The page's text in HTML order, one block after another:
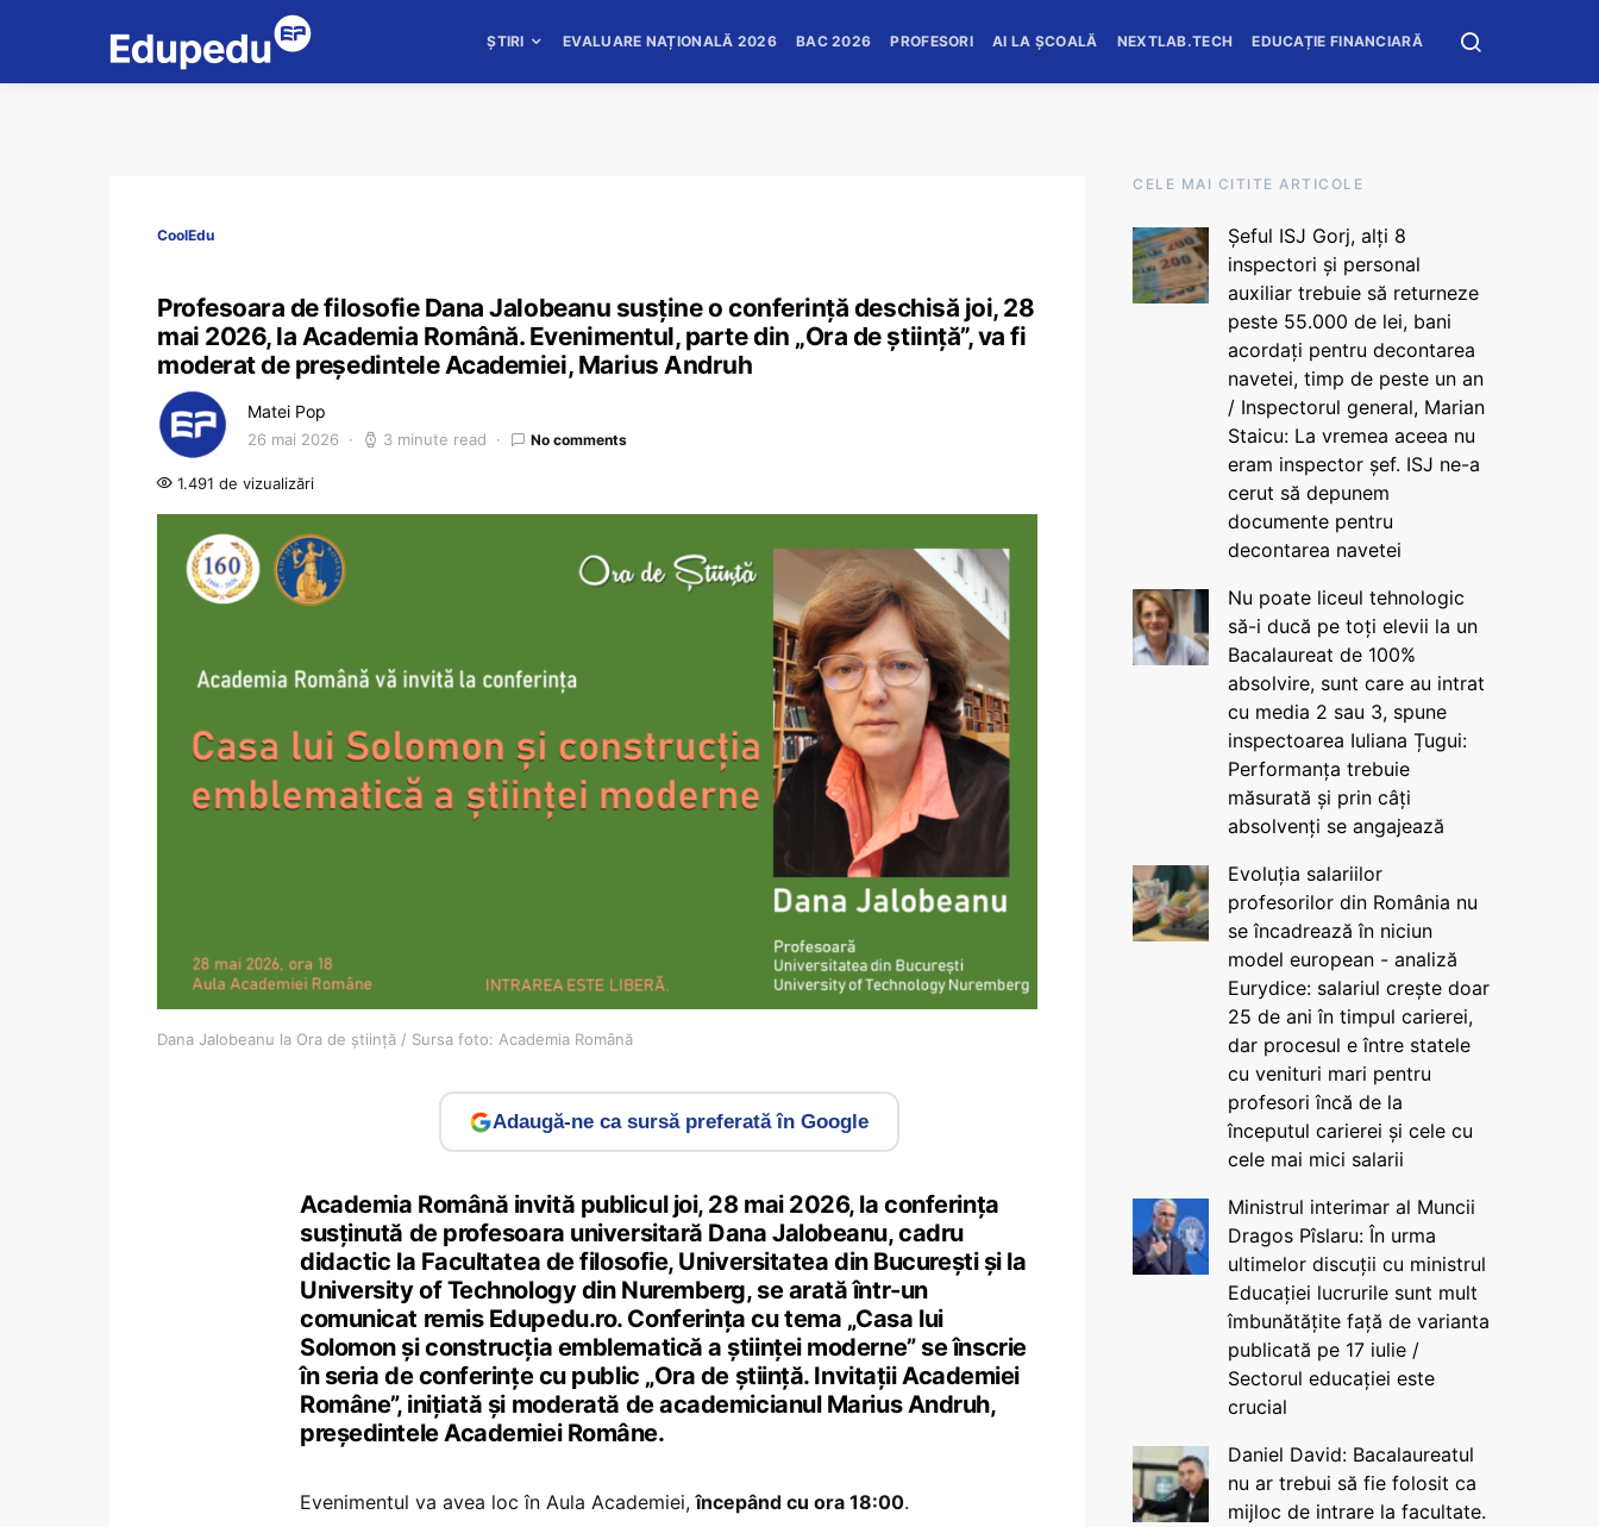
ȘTIRI EVALUARE NAȚIONALĂ 2026 BAC 2026 PROFESORI AI LA ȘCOALĂ NEXTLAB.TECH EDUCAȚIE FINANCIARĂ
CoolEdu
Profesoara de filosofie Dana Jalobeanu susține o conferință deschisă joi, 28
mai 2026, la Academia Română. Evenimentul, parte din „Ora de știință”, va fi
moderat de președintele Academiei, Marius Andruh
Matei Pop
26 mai 2026 3 minute read No comments
1.491 de vizualizări
Dana Jalobeanu la Ora de știință / Sursa foto: Academia Română
Adaugă-ne ca sursă preferată în Google
Academia Română invită publicul joi, 28 mai 2026, la conferința
susținută de profesoara universitară Dana Jalobeanu, cadru
didactic la Facultatea de filosofie, Universitatea din București și la
University of Technology din Nuremberg, se arată într-un
comunicat remis Edupedu.ro. Conferința cu tema „Casa lui
Solomon și construcția emblematică a științei moderne” se înscrie
în seria de conferințe cu public „Ora de știință. Invitații Academiei
Române”, inițiată și moderată de academicianul Marius Andruh,
președintele Academiei Române.
Evenimentul va avea loc în Aula Academiei,începând cu ora 18:00.
CELE MAI CITITE ARTICOLE
Șeful ISJ Gorj, alți 8
inspectori și personal
auxiliar trebuie să returneze
peste 55.000 de lei, bani
acordați pentru decontarea
navetei, timp de peste un an
/ Inspectorul general, Marian
Staicu: La vremea aceea nu
eram inspector șef. ISJ ne-a
cerut să depunem
documente pentru
decontarea navetei
Nu poate liceul tehnologic
să-i ducă pe toți elevii la un
Bacalaureat de 100%
absolvire, sunt care au intrat
cu media 2 sau 3, spune
inspectoarea Iuliana Țugui:
Performanța trebuie
măsurată și prin câți
absolvenți se angajează
Evoluția salariilor
profesorilor din România nu
se încadrează în niciun
model european - analiză
Eurydice: salariul crește doar
25 de ani în timpul carierei,
dar procesul e între statele
cu venituri mari pentru
profesori încă de la
începutul carierei și cele cu
cele mai mici salarii
Ministrul interimar al Muncii
Dragos Pîslaru: În urma
ultimelor discuții cu ministrul
Educației lucrurile sunt mult
îmbunătățite față de varianta
publicată pe 17 iulie /
Sectorul educației este
crucial
Daniel David: Bacalaureatul
nu ar trebui să fie folosit ca
mijloc de intrare la facultate.